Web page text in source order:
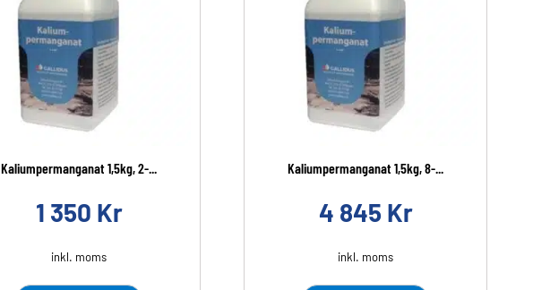
Kaliumpermanganat 1,5kg, 2-...
1 350 Kr
inkl. moms
Kaliumpermanganat 1,5kg, 8-...
4 845 Kr
inkl. moms